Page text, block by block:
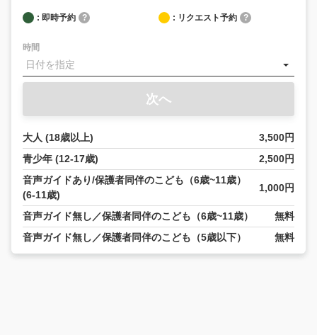
: 即時予約 ? : リクエスト予約 ?
時間
次へ
大人 (18歳以上)
3,500円
青少年 (12-17歳)
2,500円
音声ガイドあり/保護者同伴のこども（6歳~11歳）
(6-11歳)
1,000円
音声ガイド無し／保護者同伴のこども（6歳~11歳）
無料
音声ガイド無し／保護者同伴のこども（5歳以下）
無料